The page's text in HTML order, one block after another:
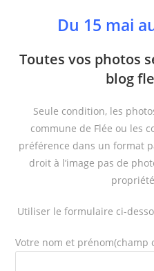
Du 15 mai
Toutes vos photos
blog
Seule condition, les
commune de Flée ou les
préférence dans un format
droit à l’image pas de
Utiliser le formulaire ci-
Votre nom et prénom(champ